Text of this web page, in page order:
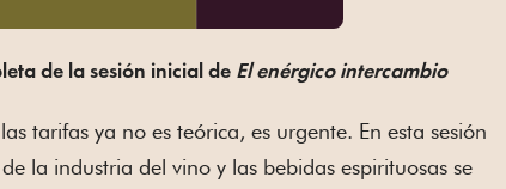
de la sesión inicial de El enérgico intercambio
tarifas ya no es teórica, es urgente. En esta sesión
la industria del vino y las bebidas espirituosas se